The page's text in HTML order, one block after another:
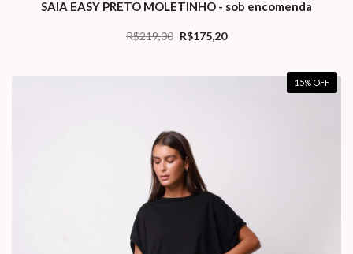
SAIA EASY PRETO MOLETINHO - sob encomenda
R$219,00 R$175,20
15% OFF